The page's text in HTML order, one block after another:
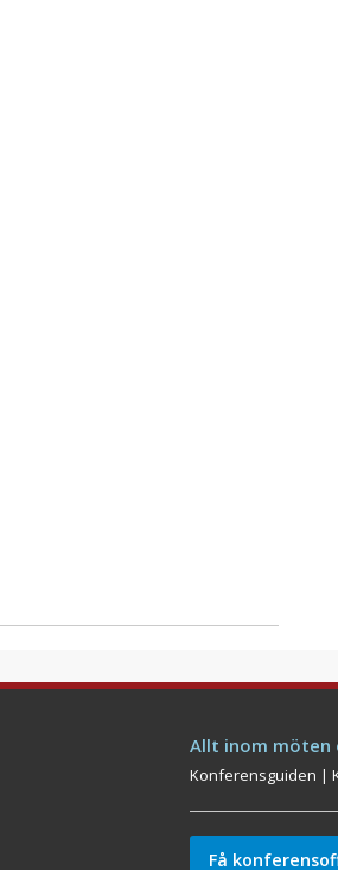
Allt inom möten
Konferensguiden |
Få